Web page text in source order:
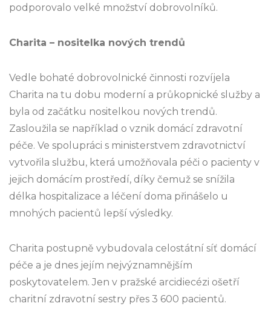
podporovalo velké množství dobrovolníků.
Charita – nositelka nových trendů
Vedle bohaté dobrovolnické činnosti rozvíjela
Charita na tu dobu moderní a průkopnické služby a
byla od začátku nositelkou nových trendů.
Zasloužila se například o vznik domácí zdravotní
péče. Ve spolupráci s ministerstvem zdravotnictví
vytvořila službu, která umožňovala péči o pacienty v
jejich domácím prostředí, díky čemuž se snížila
délka hospitalizace a léčení doma přinášelo u
mnohých pacientů lepší výsledky.
Charita postupně vybudovala celostátní síť domácí
péče a je dnes jejím nejvýznamnějším
poskytovatelem. Jen v pražské arcidiecézi ošetří
charitní zdravotní sestry přes 3 600 pacientů.